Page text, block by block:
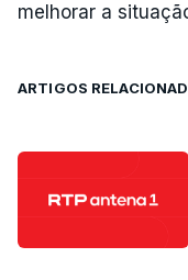
melhorar a
ARTIGOS